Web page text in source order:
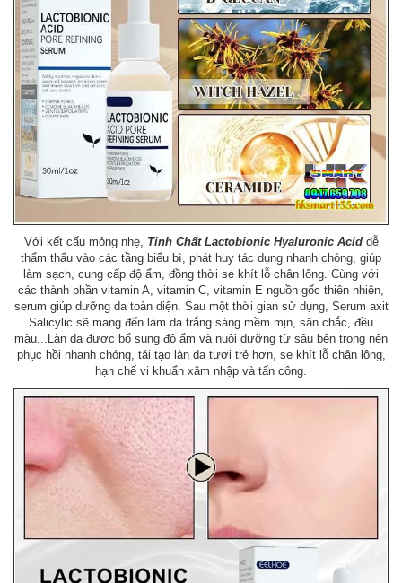
Với kết cấu mỏng nhẹ, Tinh Chất Lactobionic Hyaluronic Aciddễ
thẩm thấu vào các tầng biểu bì, phát huy tác dụng nhanh chóng, giúp
làm sạch, cung cấp độ ẩm, đồng thời se khít lỗ chân lông. Cùng với
các thành phần vitamin A, vitamin C, vitamin E nguồn gốc thiên nhiên,
serum giúp dưỡng da toàn diện. Sau một thời gian sử dụng, Serum axit
Salicylic sẽ mang đến làm da trắng sáng mềm mịn, săn chắc, đều
màu...Làn da được bổ sung độ ẩm và nuôi dưỡng từ sâu bên trong nên
phục hồi nhanh chóng, tái tạo làn da tươi trẻ hơn, se khít lỗ chân lông,
hạn chế vi khuẩn xâm nhập và tấn công.